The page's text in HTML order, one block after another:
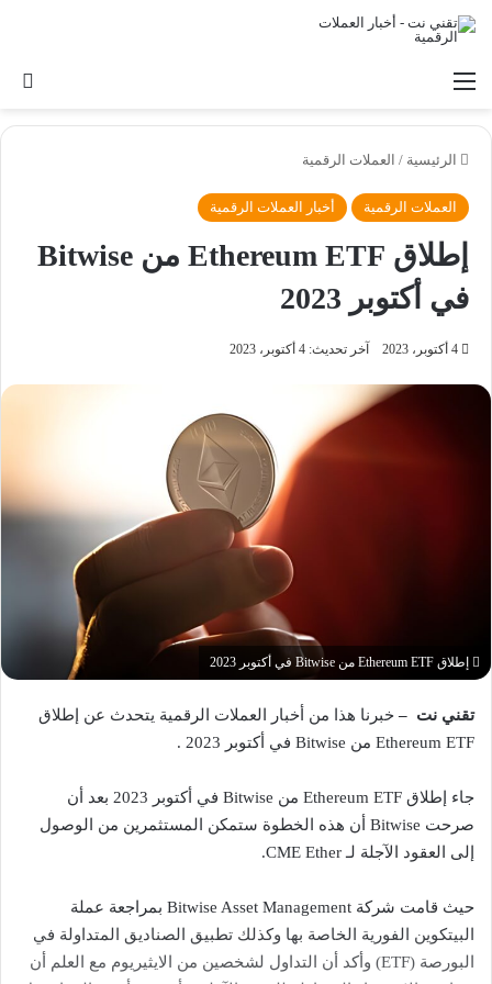
القائمة
الرئيسية / العملات الرقمية
العملات الرقمية أخبار العملات الرقمية
إطلاق Ethereum ETF من Bitwise
في أكتوبر 2023
4 أكتوبر، 2023 آخر تحديث: 4 أكتوبر، 2023
إطلاق Ethereum ETF من Bitwise في أكتوبر 2023
تقني نت –خبرنا هذا من أخبار العملات الرقمية يتحدث عن إطلاق
Ethereum ETF من Bitwise في أكتوبر 2023 .
جاء إطلاق Ethereum ETF من Bitwise في أكتوبر 2023 بعد أن
صرحت Bitwise أن هذه الخطوة ستمكن المستثمرين من الوصول
إلى العقود الآجلة لـ CME Ether.
حيث قامت شركة Bitwise Asset Management بمراجعة عملة
البيتكوين الفورية الخاصة بها وكذلك تطبيق الصناديق المتداولة في
البورصة (ETF) وأكد أن التداول لشخصين من الايثيريوم مع العلم أن